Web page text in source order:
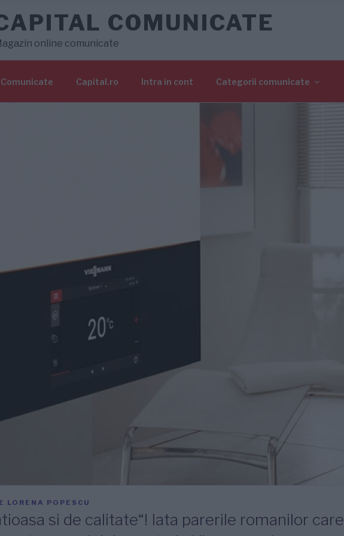
COMUNICATE
online comunicate
Comunicate Capital.ro Intra in cont Categorii comunicate
LORENA POPESCU
si de calitate“! Iata parerile romanilor care